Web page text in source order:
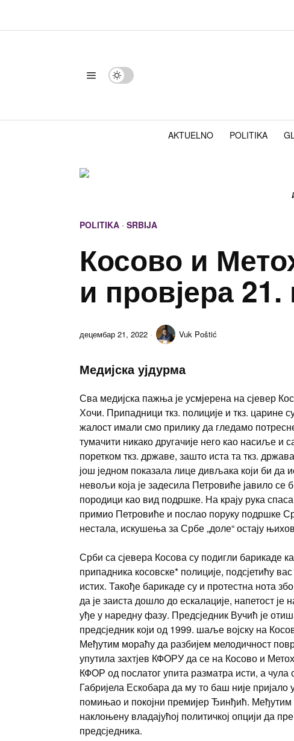
AKTUELNO POLITIKA
POLITIKA · SRBIJA
Косово и
и провјера 21.
децембар 21, 2022 Vuk Poštić
Медијска ујдурма
Сва медијска пажња је усмјерена на сјевер
Хочи. Припадници ткз. полиције и ткз. царине
жалост имали смо прилику да гледамо
тумачити никако другачије него као насиље и
поретком ткз. државе, зашто иста та ткз.
још једном показала лице дивљака који би да
невољи која је задесила Петровиће јавило
породици као вид подршке. На крају рука
примио Петровиће и послао поруку подршке
нестала, искушења за Србе „доле“ остају
Срби са сјевера Косова су подигли барикаде
припадника косовске* полиције, подсјетићу
истих. Такође барикаде су и протестна нота
да је заиста дошло до ескалације, напетост
уђе у наредну фазу. Предсједник Вучић је
предсједник који од 1999. шаље војску на
Међутим мораћу да разбијем мелодичност
упутила захтјев КФОРУ да се на Косово и
КФОР од послатог упита разматра исти, а
Габријела Ескобара да му то баш није
помињао и покојни премијер Ђинђић. Међутим
наклоњену владајућој политичкој опцији да
предсједника.